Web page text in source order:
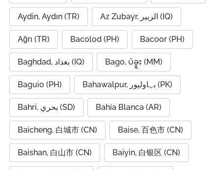
Aydin, Aydın (TR) Az Zubayr, الزبير (IQ)
Ağrı (TR) Bacolod (PH) Bacoor (PH)
Baghdad, بغداد (IQ) Bago, ပဲခူး (MM)
Baguio (PH) Bahawalpur, بہاولپور (PK)
Bahri, بحري (SD) Bahía Blanca (AR)
Baicheng, 白城市 (CN) Baise, 百色市 (CN)
Baishan, 白山市 (CN) Baiyin, 白银区 (CN)